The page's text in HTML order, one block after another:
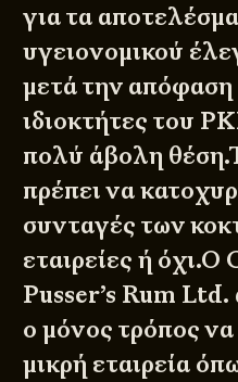
για τα
υγειονομικού
μετά την
ιδιοκτήτες του
πολύ άβολη
πρέπει να
συνταγές των
εταιρείες ή
Pusser’s Rum Ltd.
ο μόνος τρόπος
μικρή εταιρεία